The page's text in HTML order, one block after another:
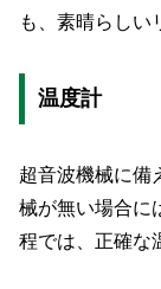
も、素晴らしい
温度計
超音波機械に備
械が無い場合に
程では、正確な